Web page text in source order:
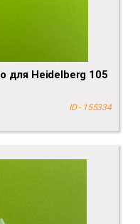
для Heidelberg 105
ID - 155334